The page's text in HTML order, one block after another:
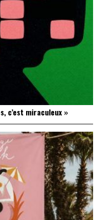
c’est miraculeux »